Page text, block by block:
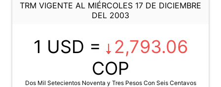
TRM VIGENTE AL MIÉRCOLES 17 DE DICIEMBRE
DEL 2003
1 USD =
2,793.06
COP
Dos Mil Setecientos Noventa y Tres Pesos Con Seis Centavos